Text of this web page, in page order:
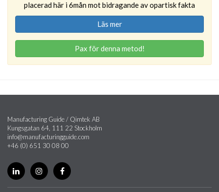
placerad här i 6mån mot bidragande av opartisk fakta
Läs mer
Pax för denna metod!
Manufacturing Guide / Qimtek AB
Kungsgatan 64, 111 22 Stockholm
info@manufacturingguide.com
+46 (0) 651 30 08 00